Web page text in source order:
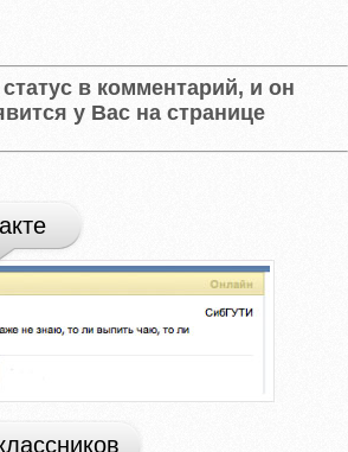
в комментарий, и он
у Вас на странице